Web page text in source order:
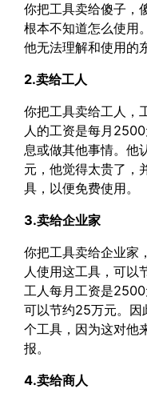
你把工具卖给傻子，
根本不知道怎么使用
他无法理解和使用的
2.卖给工人
你把工具卖给工人，
人的工资是每月
息或做其他事情。他
元，他觉得太贵了，
具，以便免费使用。
3.卖给企业家
你把工具卖给企业家
人使用这工具，可以
工人每月工资是
可以节约25万元。因
个工具，因为这对他
报。
4.卖给商人